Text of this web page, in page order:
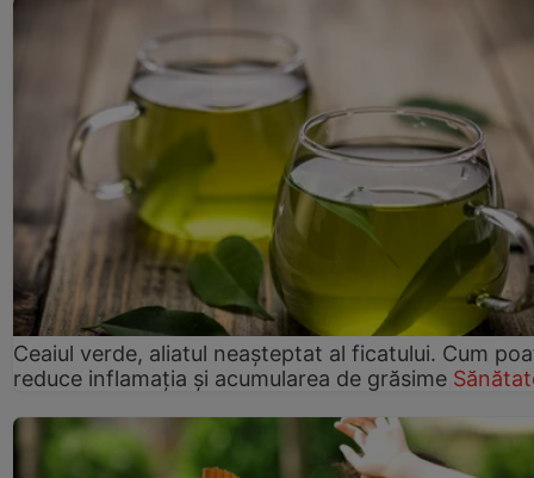
Ceaiul verde, aliatul neașteptat al ficatului. Cum
reduce inflamația și acumularea de grăsime